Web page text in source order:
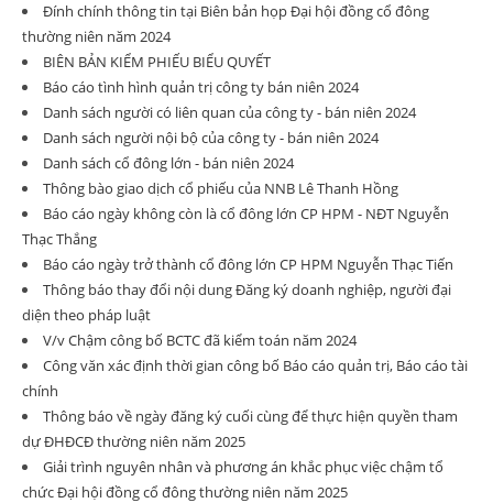
Đính chính thông tin tại Biên bản họp Đại hội đồng cổ đông
thường niên năm 2024
BIÊN BẢN KIỂM PHIẾU BIỂU QUYẾT
Báo cáo tình hình quản trị công ty bán niên 2024
Danh sách người có liên quan của công ty - bán niên 2024
Danh sách người nội bộ của công ty - bán niên 2024
Danh sách cổ đông lớn - bán niên 2024
Thông bào giao dịch cổ phiếu của NNB Lê Thanh Hồng
Báo cáo ngày không còn là cổ đông lớn CP HPM - NĐT Nguyễn
Thạc Thắng
Báo cáo ngày trở thành cổ đông lớn CP HPM Nguyễn Thạc Tiến
Thông báo thay đổi nội dung Đăng ký doanh nghiệp, người đại
diện theo pháp luật
V/v Chậm công bố BCTC đã kiểm toán năm 2024
Công văn xác định thời gian công bố Báo cáo quản trị, Báo cáo tài
chính
Thông báo về ngày đăng ký cuối cùng để thực hiện quyền tham
dự ĐHĐCĐ thường niên năm 2025
Giải trình nguyên nhân và phương án khắc phục việc chậm tổ
chức Đại hội đồng cổ đông thường niên năm 2025